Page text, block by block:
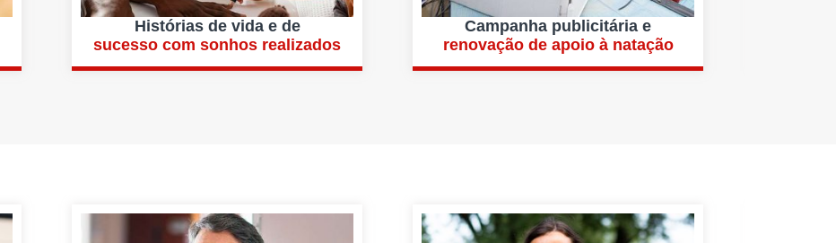
Histórias de vida e de
sucesso com sonhos realizados
Campanha publicitária e
renovação de apoio à natação